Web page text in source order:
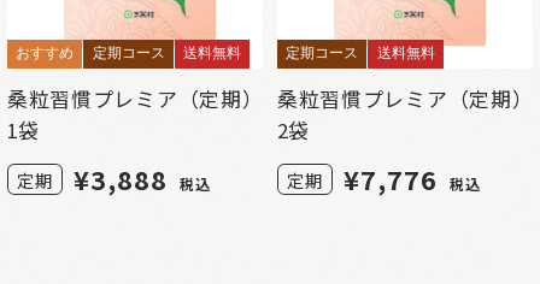
おすすめ 定期コース 送料無料
桑粒習慣プレミア（定期）
1袋
定期 ¥3,888 税込
定期コース 送料無料
桑粒習慣プレミア（定期）
2袋
定期 ¥7,776 税込